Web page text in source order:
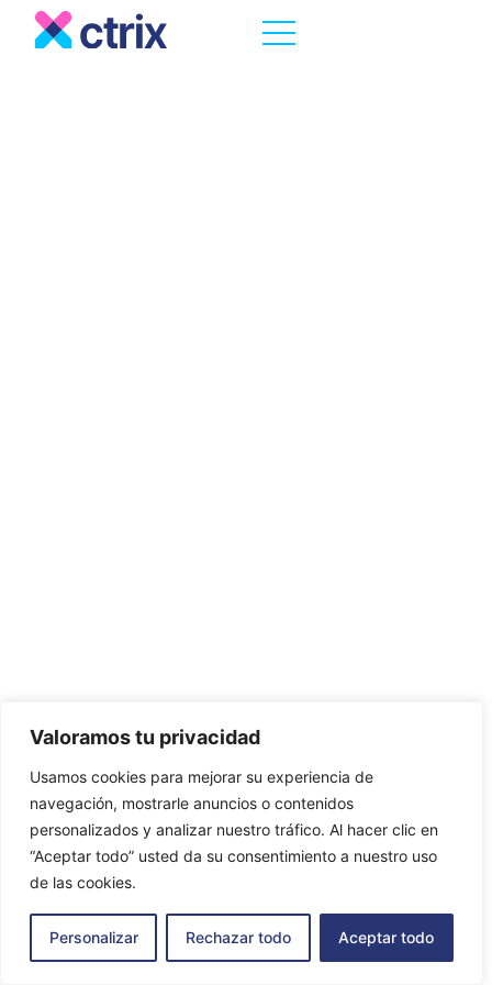
Valoramos tu privacidad
Usamos cookies para mejorar su experiencia de
navegación, mostrarle anuncios o contenidos
personalizados y analizar nuestro tráfico. Al hacer clic en
“Aceptar todo” usted da su consentimiento a nuestro uso
de las cookies.
Personalizar Rechazar todo Aceptar todo